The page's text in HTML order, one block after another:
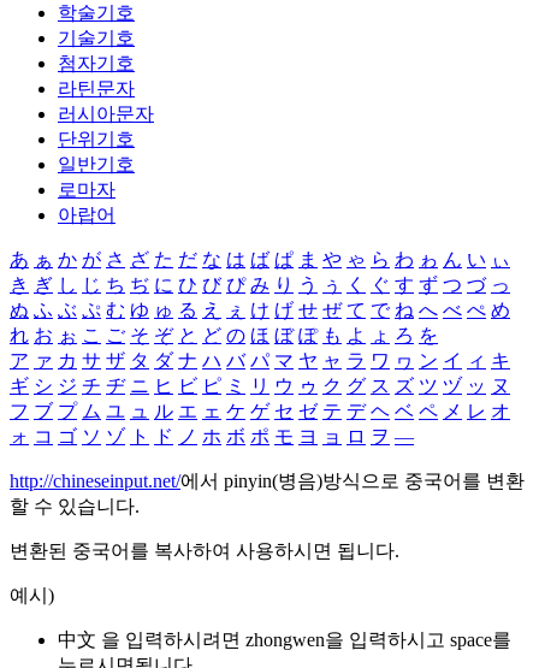
학술기호
기술기호
첨자기호
라틴문자
러시아문자
단위기호
일반기호
로마자
아랍어
あ ぁ か が さ ざ た だ な は ば ぱ ま や ゃ ら わ ゎ ん い ぃ
き ぎ し じ ち ぢ に ひ び ぴ み り う ぅ く ぐ す ず つ づ っ
ぬ ふ ぶ ぷ む ゆ ゅ る え ぇ け げ せ ぜ て で ね へ べ ぺ め
れ お ぉ こ ご そ ぞ と ど の ほ ぼ ぽ も よ ょ ろ を
ア ァ カ サ ザ タ ダ ナ ハ バ パ マ ヤ ャ ラ ワ ヮ ン イ ィ キ
ギ シ ジ チ ヂ ニ ヒ ビ ピ ミ リ ウ ゥ ク グ ス ズ ツ ヅ ッ ヌ
フ ブ プ ム ユ ュ ル エ ェ ケ ゲ セ ゼ テ デ ヘ ベ ペ メ レ オ
ォ コ ゴ ソ ゾ ト ド ノ ホ ボ ポ モ ヨ ョ ロ ヲ ―
http://chineseinput.net/에서 pinyin(병음)방식으로 중국어를 변환
할 수 있습니다.
변환된 중국어를 복사하여 사용하시면 됩니다.
예시)
中文 을 입력하시려면 zhongwen을 입력하시고 space를